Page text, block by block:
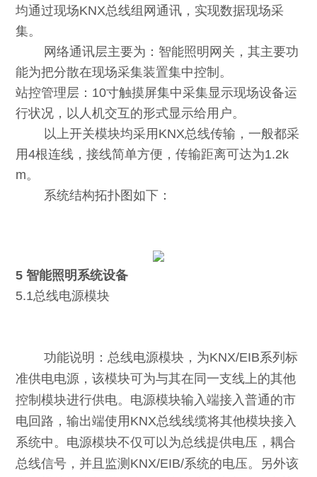
均通过现场KNX总线组网通讯，实现数据现场采
集。
网络通讯层主要为：智能照明网关，其主要功
能为把分散在现场采集装置集中控制。
站控管理层：10寸触摸屏集中采集显示现场设备运
行状况，以人机交互的形式显示给用户。
以上开关模块均采用KNX总线传输，一般都采
用4根连线，接线简单方便，传输距离可达为1.2k
m。
系统结构拓扑图如下：
5 智能照明系统设备
5.1总线电源模块
功能说明：总线电源模块，为KNX/EIB系列标
准供电电源，该模块可为与其在同一支线上的其他
控制模块进行供电。电源模块输入端接入普通的市
电回路，输出端使用KNX总线线缆将其他模块接入
系统中。电源模块不仅可以为总线提供电压，耦合
总线信号，并且监测KNX/EIB/系统的电压。另外该